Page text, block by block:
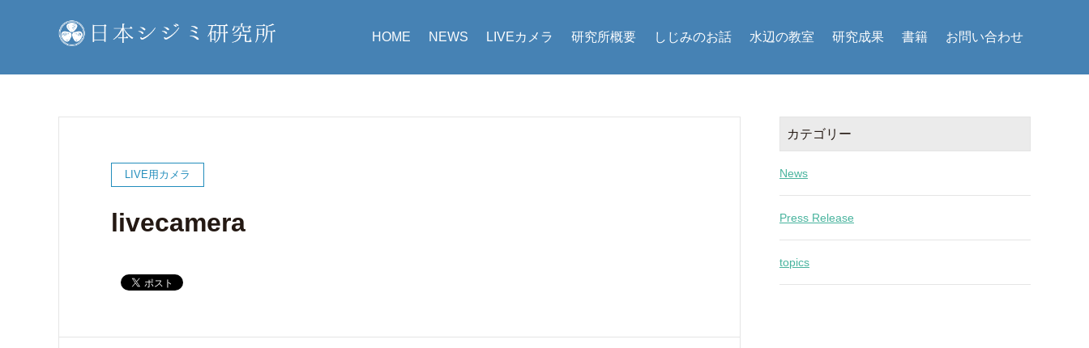
HOME NEWS LIVEカメラ 研究所概要 しじみのお話 水辺の教室 研究成果 書籍 お問い合わせ
LIVE用カメラ
livecamera
カテゴリー
News
Press Release
topics